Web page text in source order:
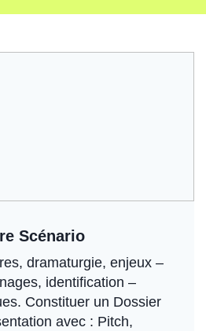
Scénario
dramaturgie, enjeux –
identification –
Constituer un Dossier
avec : Pitch,